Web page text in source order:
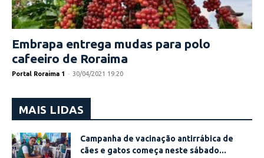
Embrapa entrega mudas para polo
cafeeiro de Roraima
Portal Roraima 1 - 30/04/2021 19:20
MAIS LIDAS
Campanha de vacinação antirrábica de
cães e gatos começa neste sábado...